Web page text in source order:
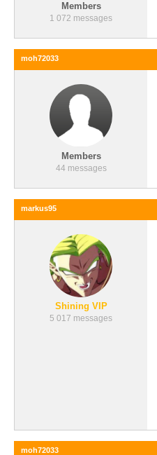
Members
1 072 messages
moh72033
Members
44 messages
markus95
Shining VIP
5 017 messages
moh72033